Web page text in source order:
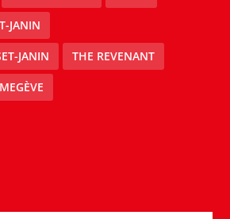
JANIN
JANIN THE REVENANT